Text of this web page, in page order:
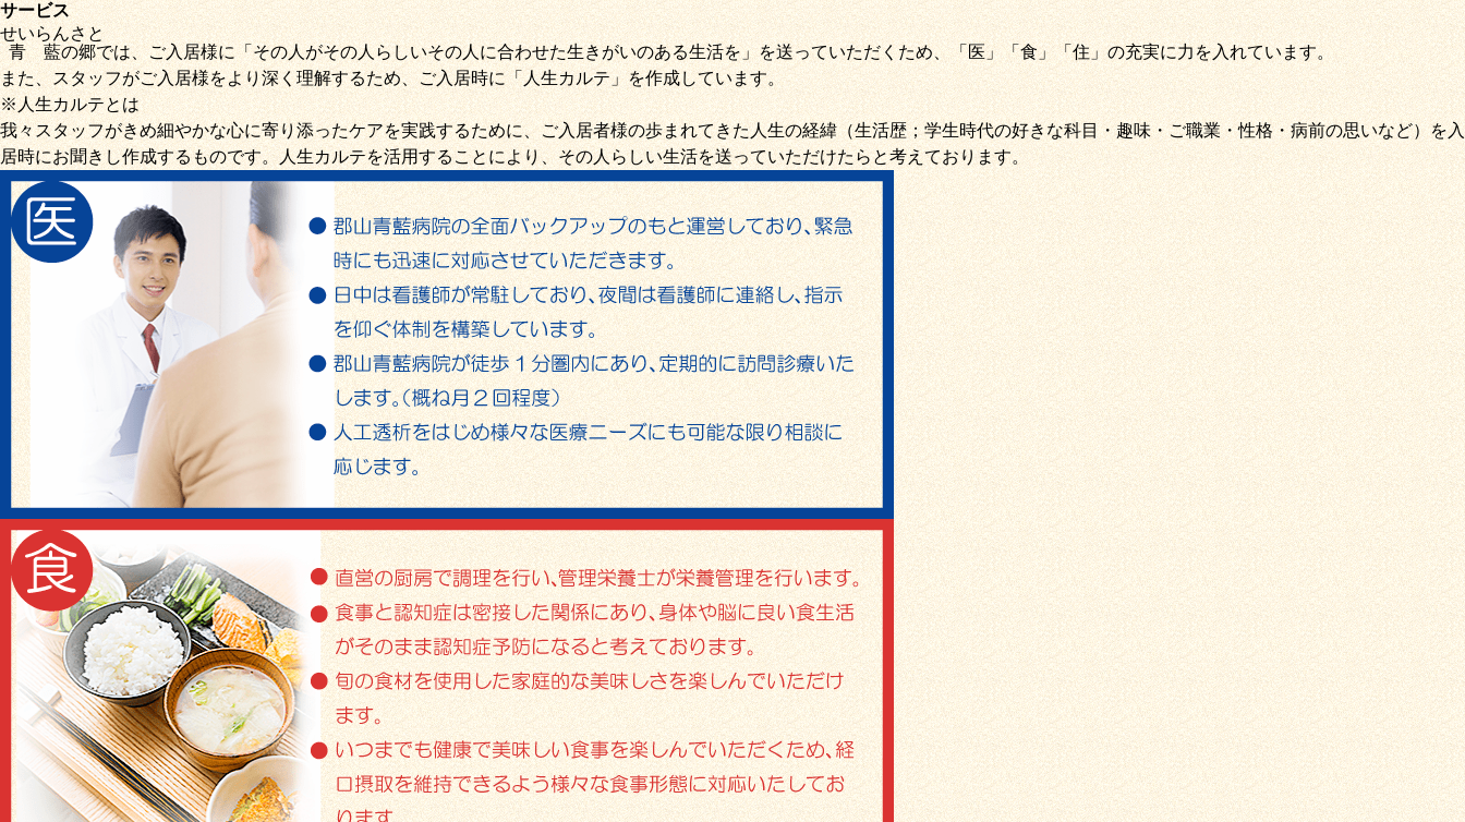
サービス
青藍
せいらん
の郷
さと
では、ご入居様に「 その人がその人らしいその人に合わせた生きがいのある生活を」を送っていただくため、「医」「食」「住」の充実に力を入れています。
また、スタッフがご入居様をより深く理解するため、ご入居時に「人生カルテ」を作成しています。
※人生カルテとは
我々スタッフがきめ細やかな心に寄り添ったケアを実践するために、ご入居者様の歩まれてきた人生の経緯（生活歴；学生時代の好きな科目・趣味・ご職業・性格・病前の思いなど）を入
居時にお聞きし作成するものです。人生カルテを活用することにより、その人らしい生活を送っていただけたらと考えております。